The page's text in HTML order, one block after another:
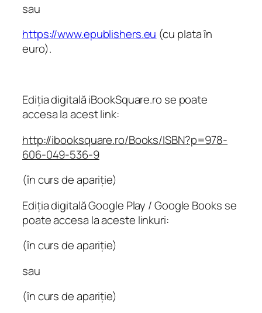
e
t
i
m
E
v
c
a
r
e
sau
https://www.epublishers.eu (cu plata în
euro).
Ediția digitală iBookSquare.ro se poate
accesa la acest link:
http://ibooksquare.ro/Books/ISBN?p=978-
606-049-536-9
(în curs de apariție)
Ediția digitală Google Play / Google Books se
poate accesa la aceste linkuri:
(în curs de apariție)
sau
(în curs de apariție)